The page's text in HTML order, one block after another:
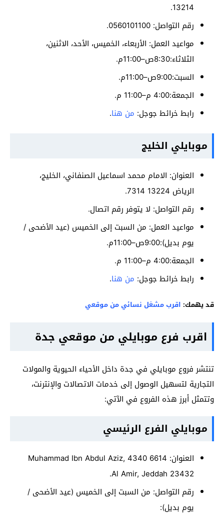
13214.
رقم التواصل: 0560101100.
مواعيد العمل: الأربعاء، الخميس، الأحد، الاثنين،
الثلاثاء:8:30ص–11:00م.
السبت:9:00ص–11:00م.
الجمعة:4:00 م–11:00 م.
رابط خرائط جوجل: من هنا.
موبايلي الخليج
العنوان: الامام محمد اسماعيل الصنفاني، الخليج،
الرياض 13224 7314.
رقم التواصل: لا يتوفر رقم اتصال.
مواعيد العمل: من السبت إلى الخميس (عيد الأضحى /
يوم بديل):9:00ص–11:00م.
الجمعة:4:00 م–11:00 م.
رابط خرائط جوجل: من هنا.
قد يهمك: اقرب مشغل نسائي من موقعي
اقرب فرع موبايلي من موقعي جدة
تنتشر فروع موبايلي في جدة داخل الأحياء الحيوية والمولات
التجارية لتسهيل الوصول إلى خدمات الاتصالات والإنترنت،
وتتمثل أبرز هذه الفروع في الآتي:
موبايلي الفرع الرئيسي
العنوان: 6614 Muhammad Ibn Abdul Aziz, 4340
Al Amir, Jeddah 23432.
رقم التواصل: من السبت إلى الخميس (عيد الأضحى /
يوم بديل):